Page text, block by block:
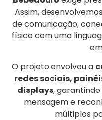
Assim,
de comunicação,
físico com uma
O projeto envolveu a
redes sociais,
displays,
mensagem e
múltiplos